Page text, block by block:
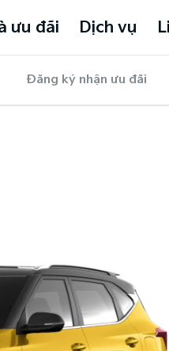
ưu đãi Dịch vụ
Đăng ký nhận ưu đãi